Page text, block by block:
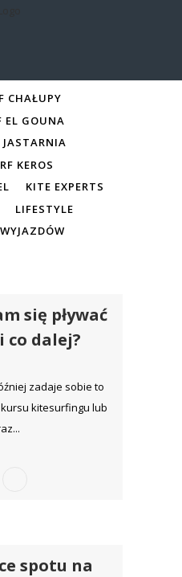
CHAŁUPY
EL GOUNA
JASTARNIA
KEROS
KITE EXPERTS
LIFESTYLE
się pływać
co dalej?
zadaje sobie to
kitesurfingu lub
spotu na